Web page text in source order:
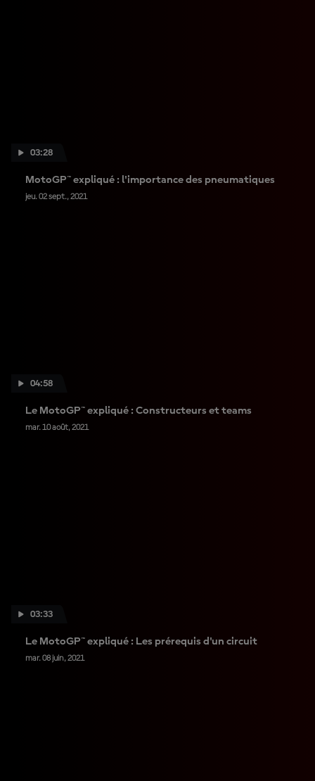
03:28
MotoGP™ expliqué : l'importance des pneumatiques
jeu. 02 sept., 2021
04:58
Le MotoGP™ expliqué : Constructeurs et teams
mar. 10 août, 2021
03:33
Le MotoGP™ expliqué : Les prérequis d'un circuit
mar. 08 juin, 2021